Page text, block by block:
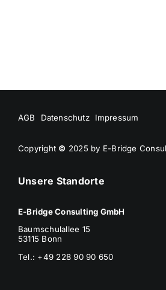
AGB Datenschutz Impressum
Copyright © 2025 by E-Bridge
Unsere Standorte
E-Bridge Consulting GmbH
Baumschulallee 15
53115 Bonn
Tel.: +49 228 90 90 650